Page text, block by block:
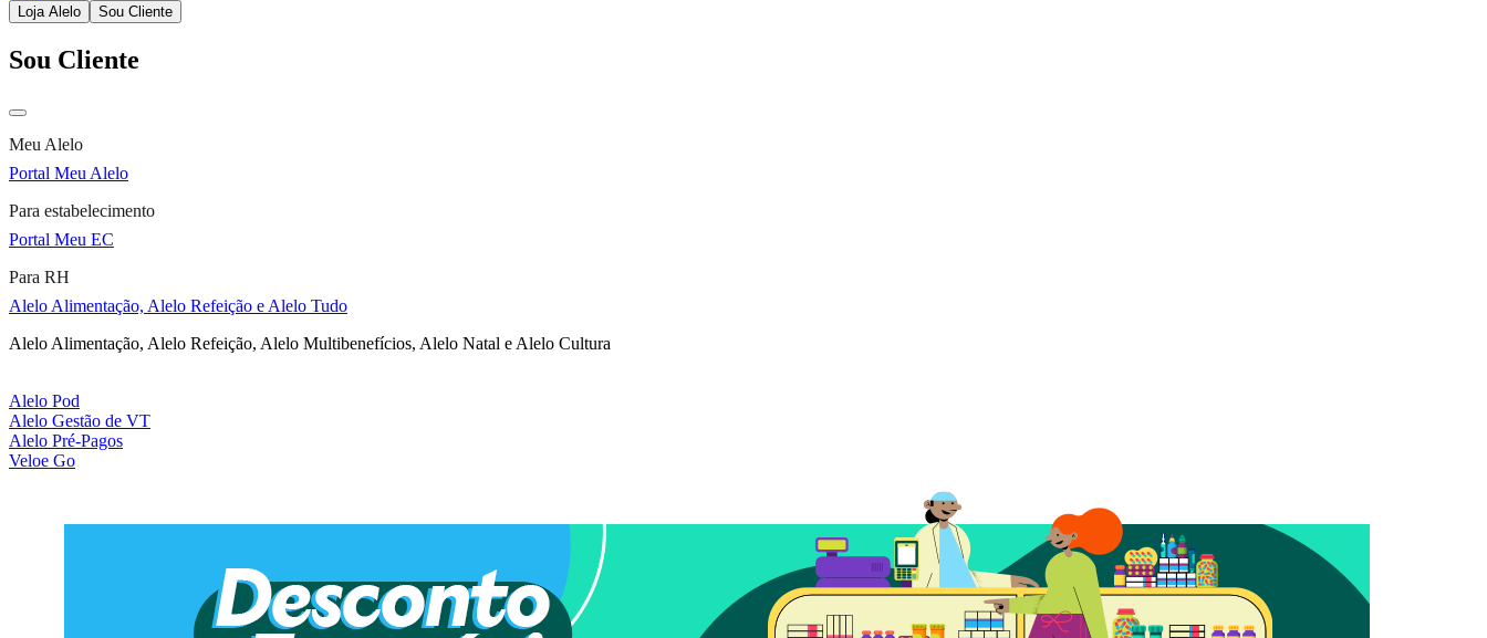
Loja Alelo Sou Cliente
Sou Cliente
Meu Alelo
Portal Meu Alelo
Para estabelecimento
Portal Meu EC
Para RH
Alelo Alimentação, Alelo Refeição e Alelo Tudo
Alelo Alimentação, Alelo Refeição, Alelo Multibenefícios, Alelo Natal e Alelo Cultura
Alelo Pod
Alelo Gestão de VT
Alelo Pré-Pagos
Veloe Go